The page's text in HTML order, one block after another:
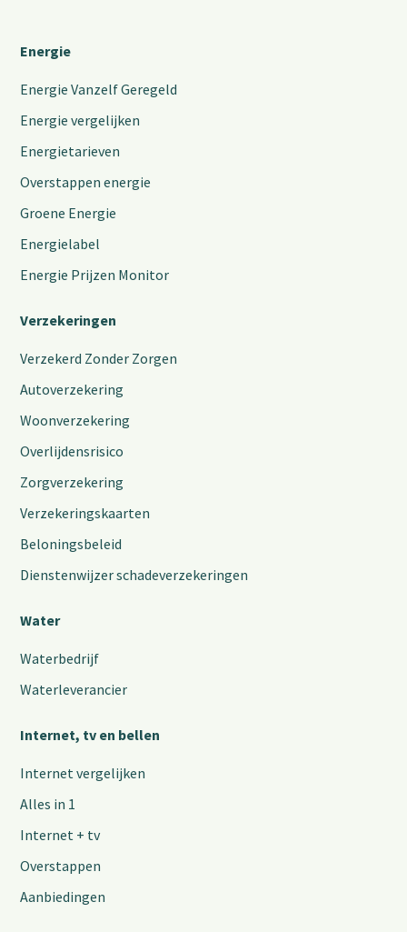
Energie
Energie Vanzelf Geregeld
Energie vergelijken
Energietarieven
Overstappen energie
Groene Energie
Energielabel
Energie Prijzen Monitor
Verzekeringen
Verzekerd Zonder Zorgen
Autoverzekering
Woonverzekering
Overlijdensrisico
Zorgverzekering
Verzekeringskaarten
Beloningsbeleid
Dienstenwijzer schadeverzekeringen
Water
Waterbedrijf
Waterleverancier
Internet, tv en bellen
Internet vergelijken
Alles in 1
Internet + tv
Overstappen
Aanbiedingen